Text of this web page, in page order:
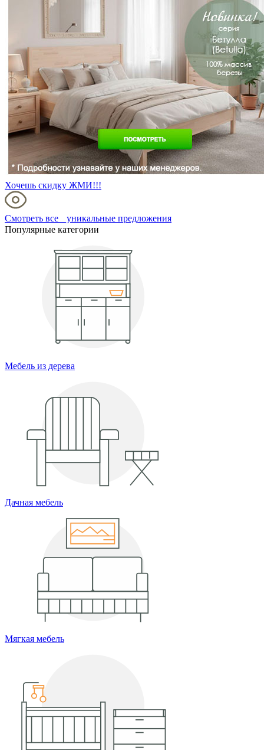
Хочешь скидку ЖМИ!!!
Смотреть все уникальные предложения
Популярные категории
Мебель из дерева
Дачная мебель
Мягкая мебель